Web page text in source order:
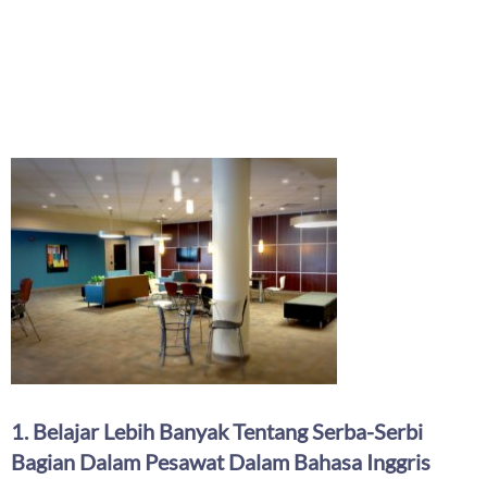
1. Belajar Lebih Banyak Tentang Serba-Serbi
Bagian Dalam Pesawat Dalam Bahasa Inggris